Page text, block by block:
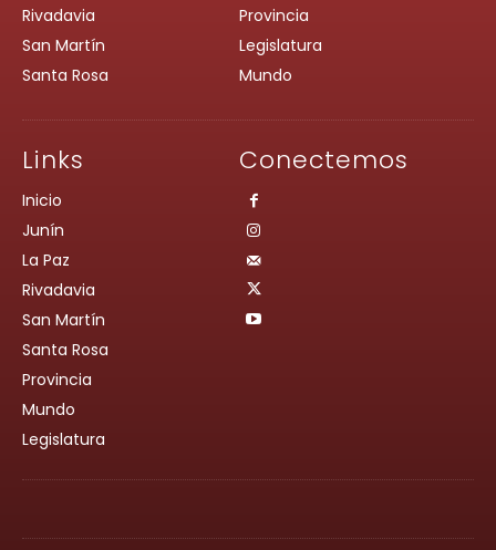
Rivadavia
San Martín
Santa Rosa
Provincia
Legislatura
Mundo
Links
Inicio
Junín
La Paz
Rivadavia
San Martín
Santa Rosa
Provincia
Mundo
Legislatura
Conectemos